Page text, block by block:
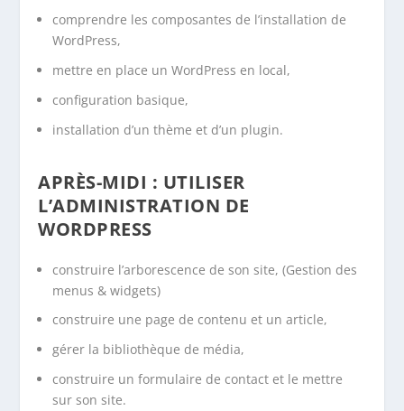
comprendre les composantes de l’installation de
WordPress,
mettre en place un WordPress en local,
configuration basique,
installation d’un thème et d’un plugin.
APRÈS-MIDI : UTILISER
L’ADMINISTRATION DE
WORDPRESS
construire l’arborescence de son site, (Gestion des
menus & widgets)
construire une page de contenu et un article,
gérer la bibliothèque de média,
construire un formulaire de contact et le mettre
sur son site.